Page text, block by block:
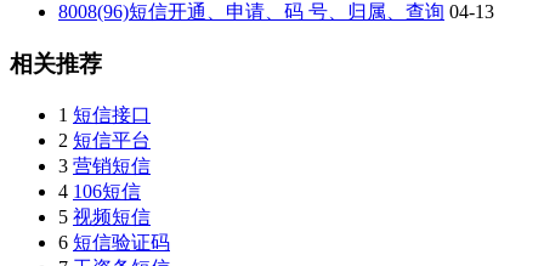
8008(96)短信开通、申请、码 号、归属、查询 04-13
相关推荐
1 短信接口
2 短信平台
3 营销短信
4 106短信
5 视频短信
6 短信验证码